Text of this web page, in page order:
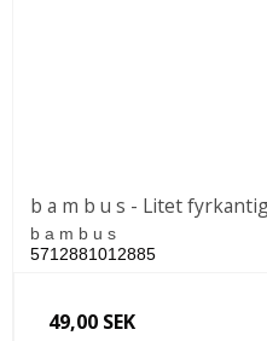
b a m b u s - Litet
b a m b u s
5712881012885
49,00 SEK